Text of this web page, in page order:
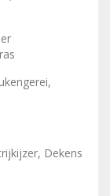
Dekens